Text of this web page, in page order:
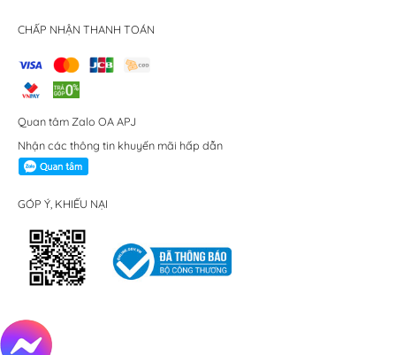
CHẤP NHẬN THANH TOÁN
Quan tâm Zalo OA APJ
Nhận các thông tin khuyến mãi hấp dẫn
GÓP Ý, KHIẾU NẠI